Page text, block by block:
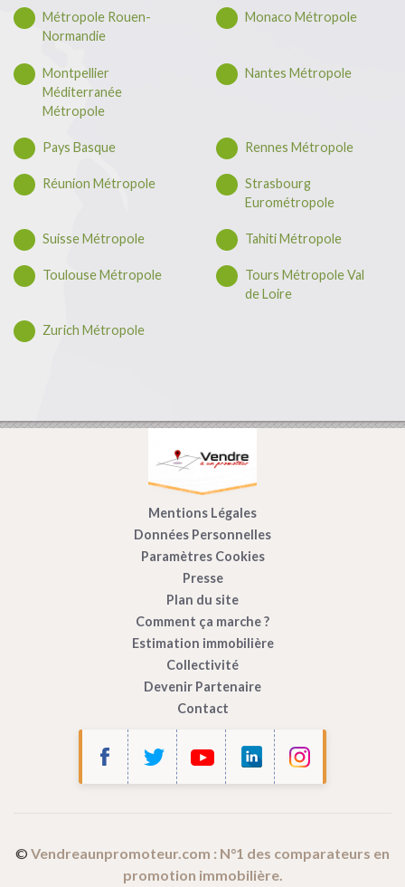
Métropole Rouen-
Normandie
Monaco Métropole
Montpellier
Méditerranée
Métropole
Nantes Métropole
Pays Basque Rennes Métropole
Réunion Métropole
Strasbourg
Eurométropole
Suisse Métropole Tahiti Métropole
Toulouse Métropole
Tours Métropole Val
de Loire
Zurich Métropole
Mentions Légales
Données Personnelles
Paramètres Cookies
Presse
Plan du site
Comment ça marche ?
Estimation immobilière
Collectivité
Devenir Partenaire
Contact
© Vendreaunpromoteur.com : N°1 des comparateurs en
promotion immobilière.